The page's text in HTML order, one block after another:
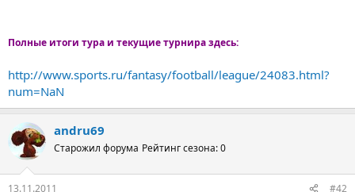
Полные итоги тура и текущие турнира здесь:
http://www.sports.ru/fantasy/football/league/24083.html?
num=NaN
andru69
Старожил форума Рейтинг сезона: 0
13.11.2011 #42